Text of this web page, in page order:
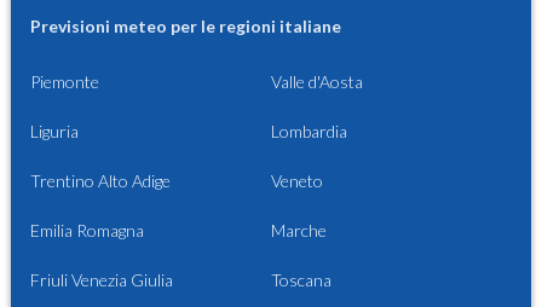
Previsioni meteo per le regioni italiane
Piemonte Valle d'Aosta
Liguria Lombardia
Trentino Alto Adige Veneto
Emilia Romagna Marche
Friuli Venezia Giulia Toscana